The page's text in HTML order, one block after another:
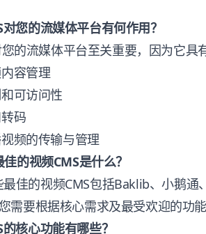
您的流媒体平台有何作用？
的流媒体平台至关重要，因为它具
容管理
可访问性
码
频的传输与管理
的视频CMS是什么？
最佳的视频CMS包括Baklib、小鹅
需要根据核心需求及最受欢迎的功能
核心功能有哪些？